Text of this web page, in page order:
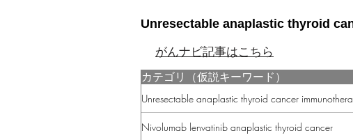
Unresectable anaplastic thyroid
がんナビ記事はこちら
カテゴリ（仮説キーワード）
Unresectable anaplastic thyroid cancer
Nivolumab lenvatinib anaplastic thyroid cancer